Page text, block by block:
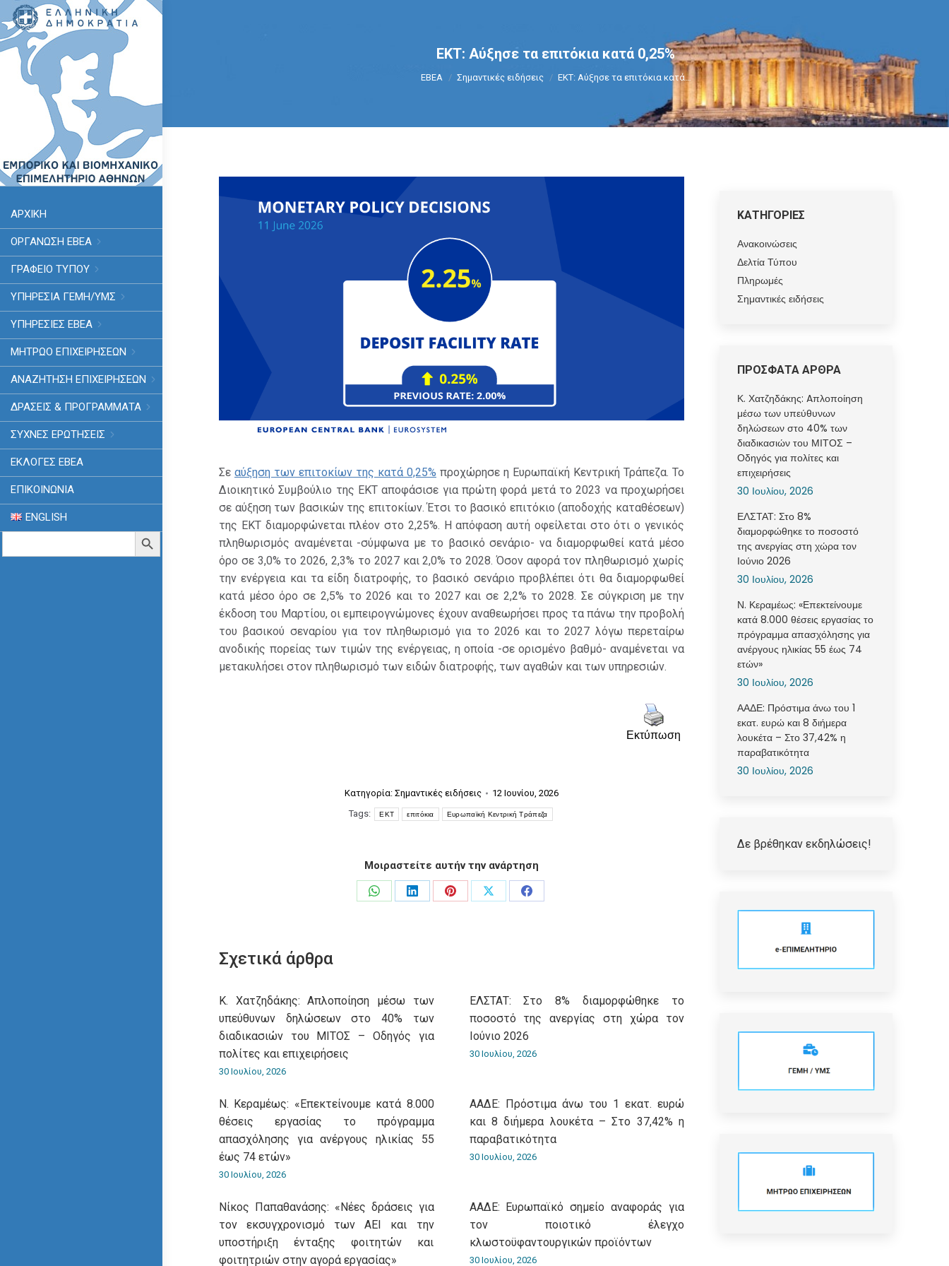
ΑΡΧΙΚΗ
ΟΡΓΑΝΩΣΗ ΕΒΕΑ
ΓΡΑΦΕΙΟ ΤΥΠΟΥ
ΥΠΗΡΕΣΊΑ ΓΕΜΗ/ΥΜΣ
ΥΠΗΡΕΣΙΕΣ ΕΒΕΑ
ΜΗΤΡΩΟ ΕΠΙΧΕΙΡΗΣΕΩΝ
ΑΝΑΖΗΤΗΣΗ ΕΠΙΧΕΙΡΗΣΕΩΝ
ΔΡΑΣΕΙΣ & ΠΡΟΓΡΑΜΜΑΤΑ
ΣΥΧΝΕΣ ΕΡΩΤΗΣΕΙΣ
ΕΚΛΟΓΈΣ ΕΒΕΑ
ΕΠΙΚΟΙΝΩΝΙΑ
ENGLISH
Search
Search Button
ΕΚΤ: Αύξησε τα επιτόκια κατά 0,25%
You are here:
ΕΒΕΑ Σημαντικές ειδήσεις ΕΚΤ: Αύξησε τα επιτόκια κατά…
Σε αύξηση των επιτοκίων της κατά 0,25% προχώρησε η Ευρωπαϊκή Κεντρική Τράπεζα. Το
Διοικητικό Συμβούλιο της ΕΚΤ αποφάσισε για πρώτη φορά μετά το 2023 να προχωρήσει
σε αύξηση των βασικών της επιτοκίων. Έτσι το βασικό επιτόκιο (αποδοχής καταθέσεων)
της ΕΚΤ διαμορφώνεται πλέον στο 2,25%. Η απόφαση αυτή οφείλεται στο ότι ο γενικός
πληθωρισμός αναμένεται -σύμφωνα με το βασικό σενάριο- να διαμορφωθεί κατά μέσο
όρο σε 3,0% το 2026, 2,3% το 2027 και 2,0% το 2028. Όσον αφορά τον πληθωρισμό χωρίς
την ενέργεια και τα είδη διατροφής, το βασικό σενάριο προβλέπει ότι θα διαμορφωθεί
κατά μέσο όρο σε 2,5% το 2026 και το 2027 και σε 2,2% το 2028. Σε σύγκριση με την
έκδοση του Μαρτίου, οι εμπειρογνώμονες έχουν αναθεωρήσει προς τα πάνω την προβολή
του βασικού σεναρίου για τον πληθωρισμό για το 2026 και το 2027 λόγω περεταίρω
ανοδικής πορείας των τιμών της ενέργειας, η οποία -σε ορισμένο βαθμό- αναμένεται να
μετακυλήσει στον πληθωρισμό των ειδών διατροφής, των αγαθών και των υπηρεσιών.
Εκτύπωση
Κατηγορία: Σημαντικές ειδήσεις
12 Ιουνίου, 2026
Tags:
ΕΚΤ επιτόκια Ευρωπαϊκή Κεντρική Τράπεζα
Μοιραστείτε αυτήν την ανάρτηση
Share
Share
Share
Share
Share
Σχετικά άρθρα
Κ. Χατζηδάκης: Aπλοποίηση μέσω των
υπεύθυνων δηλώσεων στο 40% των
διαδικασιών του ΜΙΤΟΣ – Οδηγός για
πολίτες και επιχειρήσεις
30 Ιουλίου, 2026
ΕΛΣΤΑΤ: Στο 8% διαμορφώθηκε το
ποσοστό της ανεργίας στη χώρα τον
Ιούνιο 2026
30 Ιουλίου, 2026
Ν. Κεραμέως: «Επεκτείνουμε κατά 8.000
θέσεις εργασίας το πρόγραμμα
απασχόλησης για ανέργους ηλικίας 55
έως 74 ετών»
30 Ιουλίου, 2026
ΑΑΔΕ: Πρόστιμα άνω του 1 εκατ. ευρώ
και 8 διήμερα λουκέτα – Στο 37,42% η
παραβατικότητα
30 Ιουλίου, 2026
Νίκος Παπαθανάσης: «Νέες δράσεις για
τον εκσυγχρονισμό των ΑΕΙ και την
υποστήριξη ένταξης φοιτητών και
φοιτητριών στην αγορά εργασίας»
ΑΑΔΕ: Ευρωπαϊκό σημείο αναφοράς για
τον ποιοτικό έλεγχο
κλωστοϋφαντουργικών προϊόντων
30 Ιουλίου, 2026
ΚΑΤΗΓΟΡΙΕΣ
Ανακοινώσεις
Δελτία Τύπου
Πληρωμές
Σημαντικές ειδήσεις
ΠΡΟΣΦΑΤΑ ΑΡΘΡΑ
Κ. Χατζηδάκης: Aπλοποίηση
μέσω των υπεύθυνων
δηλώσεων στο 40% των
διαδικασιών του ΜΙΤΟΣ –
Οδηγός για πολίτες και
επιχειρήσεις
30 Ιουλίου, 2026
ΕΛΣΤΑΤ: Στο 8%
διαμορφώθηκε το ποσοστό
της ανεργίας στη χώρα τον
Ιούνιο 2026
30 Ιουλίου, 2026
Ν. Κεραμέως: «Επεκτείνουμε
κατά 8.000 θέσεις εργασίας το
πρόγραμμα απασχόλησης για
ανέργους ηλικίας 55 έως 74
ετών»
30 Ιουλίου, 2026
ΑΑΔΕ: Πρόστιμα άνω του 1
εκατ. ευρώ και 8 διήμερα
λουκέτα – Στο 37,42% η
παραβατικότητα
30 Ιουλίου, 2026
Δε βρέθηκαν εκδηλώσεις!